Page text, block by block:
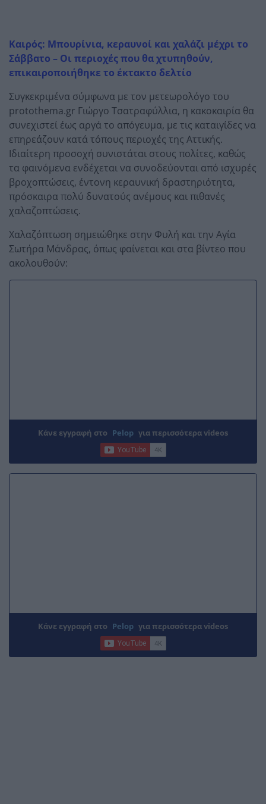
Καιρός: Μπουρίνια, κεραυνοί και χαλάζι μέχρι το
Σάββατο – Οι περιοχές που θα χτυπηθούν,
επικαιροποιήθηκε το έκτακτο δελτίο
Συγκεκριμένα σύμφωνα με τον μετεωρολόγο του
protothema.gr Γιώργο Τσατραφύλλια, η κακοκαιρία θα
συνεχιστεί έως αργά το απόγευμα, με τις καταιγίδες να
επηρεάζουν κατά τόπους περιοχές της Αττικής.
Ιδιαίτερη προσοχή συνιστάται στους πολίτες, καθώς
τα φαινόμενα ενδέχεται να συνοδεύονται από ισχυρές
βροχοπτώσεις, έντονη κεραυνική δραστηριότητα,
πρόσκαιρα πολύ δυνατούς ανέμους και πιθανές
χαλαζοπτώσεις.
Χαλαζόπτωση σημειώθηκε στην Φυλή και την Αγία
Σωτήρα Μάνδρας, όπως φαίνεται και στα βίντεο που
ακολουθούν:
Κάνε εγγραφή στο Pelop για περισσότερα videos
Κάνε εγγραφή στο Pelop για περισσότερα videos